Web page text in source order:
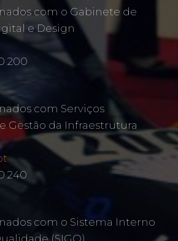
com o Gabinete de
e Design
200
com Serviços
Gestão da Infraestrutura
240
com o Sistema Interno
(SIGQ)